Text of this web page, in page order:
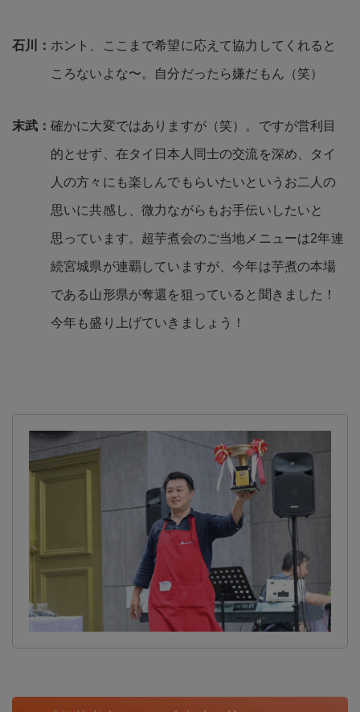
ころないよな〜。自分だったら嫌だもん（笑）
的とせず、在タイ日本人同士の交流を深め、タイ
人の方々にも楽しんでもらいたいというお二人の
思いに共感し、微力ながらもお手伝いしたいと
思っています。超芋煮会のご当地メニューは2年連
続宮城県が連覇していますが、今年は芋煮の本場
である山形県が奪還を狙っていると聞きました！
今年も盛り上げていきましょう！
「超芋煮会2024」 参加申し込みフォーム